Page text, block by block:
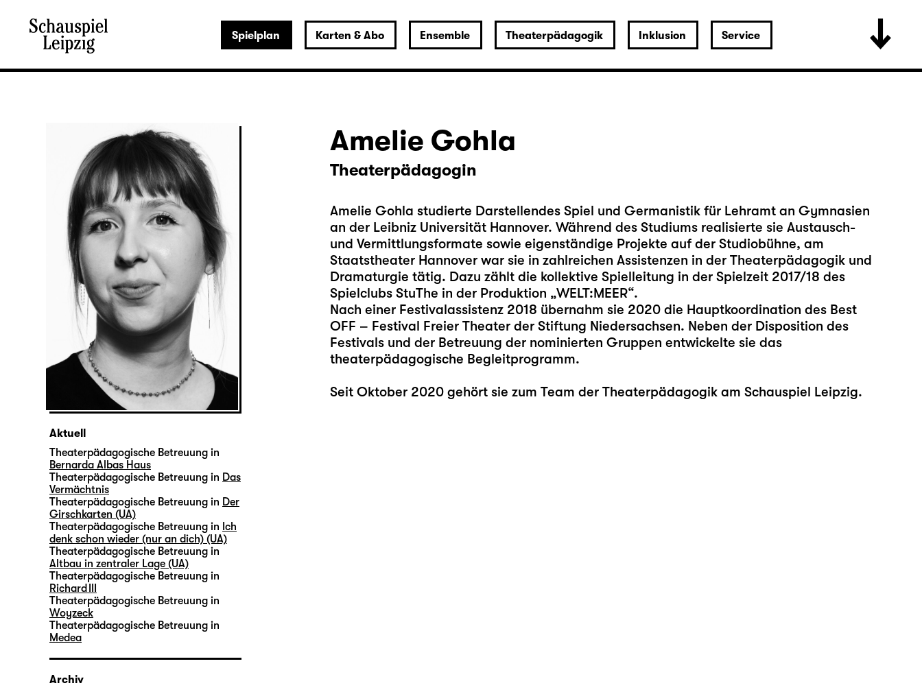
Spielplan Karten & Abo Ensemble Theaterpädagogik Inklusion Service
Amelie Gohla
Theaterpädagogin
Amelie Gohla studierte Darstellendes Spiel und Germanistik für Lehramt an Gymnasien
an der Leibniz Universität Hannover. Während des Studiums realisierte sie Austausch-
und Vermittlungsformate sowie eigenständige Projekte auf der Studiobühne, am
Staatstheater Hannover war sie in zahlreichen Assistenzen in der Theaterpädagogik und
Dramaturgie tätig. Dazu zählt die kollektive Spielleitung in der Spielzeit 2017/18 des
Spielclubs StuThe in der Produktion „WELT:MEER“.
Nach einer Festivalassistenz 2018 übernahm sie 2020 die Hauptkoordination des Best
OFF – Festival Freier Theater der Stiftung Niedersachsen. Neben der Disposition des
Festivals und der Betreuung der nominierten Gruppen entwickelte sie das
theaterpädagogische Begleitprogramm.
Seit Oktober 2020 gehört sie zum Team der Theaterpädagogik am Schauspiel Leipzig.
Aktuell
Theaterpädagogische Betreuung in
Bernarda Albas Haus
Theaterpädagogische Betreuung in Das
Vermächtnis
Theaterpädagogische Betreuung in Der
Girschkarten (UA)
Theaterpädagogische Betreuung in Ich
denk schon wieder (nur an dich) (UA)
Theaterpädagogische Betreuung in
Altbau in zentraler Lage (UA)
Theaterpädagogische Betreuung in
Richard III
Theaterpädagogische Betreuung in
Woyzeck
Theaterpädagogische Betreuung in
Medea
Archiv